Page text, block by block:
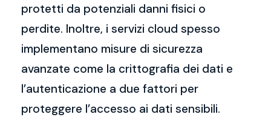
protetti da potenziali danni fisici o
perdite. Inoltre, i servizi cloud spesso
implementano misure di sicurezza
avanzate come la crittografia dei dati e
l’autenticazione a due fattori per
proteggere l’accesso ai dati sensibili.